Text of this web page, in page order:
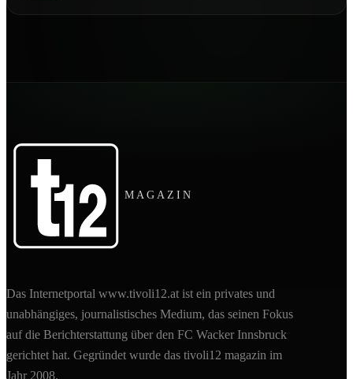
MAGAZIN
Das Internetportal www.tivoli12.at ist ein privates und
unabhängiges, journalistisches Medium, das seinen Fokus
auf die Berichterstattung über den FC Wacker Innsbruck
gerichtet hat. Gegründet wurde das tivoli12 magazin im
Jahr 2008.